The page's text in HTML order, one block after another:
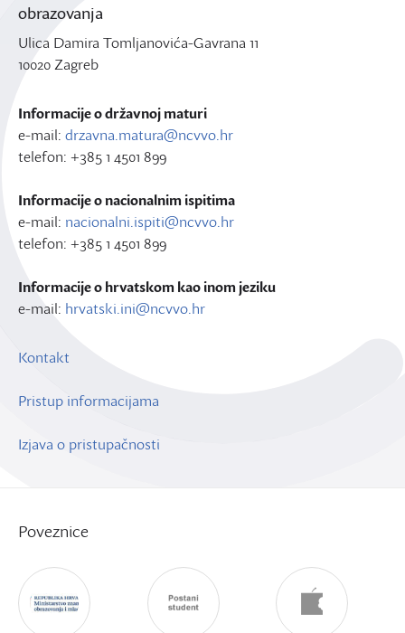
obrazovanja
Ulica Damira Tomljanovića-Gavrana 11
10020 Zagreb
Informacije o državnoj maturi
e-mail: drzavna.matura@ncvvo.hr
telefon: +385 1 4501 899
Informacije o nacionalnim ispitima
e-mail: nacionalni.ispiti@ncvvo.hr
telefon: +385 1 4501 899
Informacije o hrvatskom kao inom jeziku
e-mail: hrvatski.ini@ncvvo.hr
Kontakt
Pristup informacijama
Izjava o pristupačnosti
Poveznice